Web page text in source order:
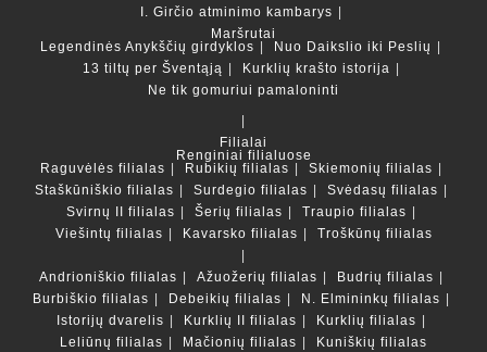
I. Girčio atminimo kambarys
Maršrutai
Legendinės Anykščių girdyklos
Nuo Daikslio iki Peslių
13 tiltų per Šventąją
Kurklių krašto istorija
Ne tik gomuriui pamaloninti
Filialai
Renginiai filialuose
Raguvėlės filialas
Rubikių filialas
Skiemonių filialas
Staškūniškio filialas
Surdegio filialas
Svėdasų filialas
Svirnų II filialas
Šerių filialas
Traupio filialas
Viešintų filialas
Kavarsko filialas Troškūnų filialas
Andrioniškio filialas Ažuožerių filialas
Budrių filialas
Burbiškio filialas
Debeikių filialas
N. Elmininkų filialas
Istorijų dvarelis
Kurklių II filialas
Kurklių filialas
Leliūnų filialas
Mačionių filialas Kuniškių filialas